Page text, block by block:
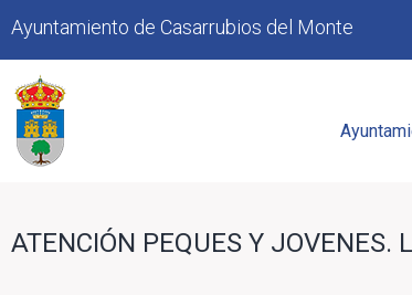
Ayuntamiento de Casarrubios del Monte
ATENCIÓN PEQUES Y JOVENES.